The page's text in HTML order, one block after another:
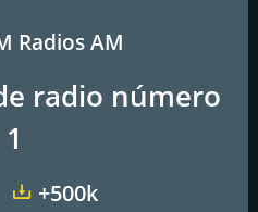
Radios AM
radio número
1
+500k